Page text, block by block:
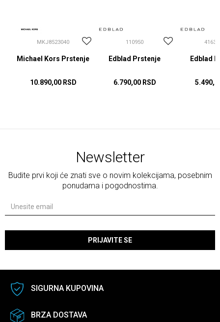
MKJ8523040
Michael Kors Prstenje
10.890,00 RSD
110950
Edblad Prstenje
6.790,00 RSD
Edblad
Newsletter
Budite prvi koji će znati sve o novim kolekcijama, posebnim
ponudama i pogodnostima.
PRIJAVITE SE
SIGURNA KUPOVINA
BRZA DOSTAVA